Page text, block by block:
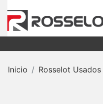
Inicio Rosselot Usados